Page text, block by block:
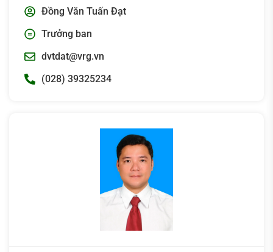
Đồng Văn Tuấn Đạt
Trưởng ban
dvtdat@vrg.vn
(028) 39325234